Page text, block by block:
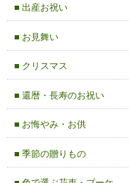
■ 出産お祝い
■ お見舞い
■ クリスマス
■ 還暦・長寿のお祝い
■ お悔やみ・お供
■ 季節の贈りもの